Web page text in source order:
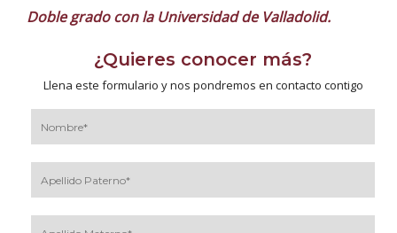
Doble grado con la Universidad de Valladolid.
¿Quieres conocer más?
Llena este formulario y nos pondremos en contacto contigo